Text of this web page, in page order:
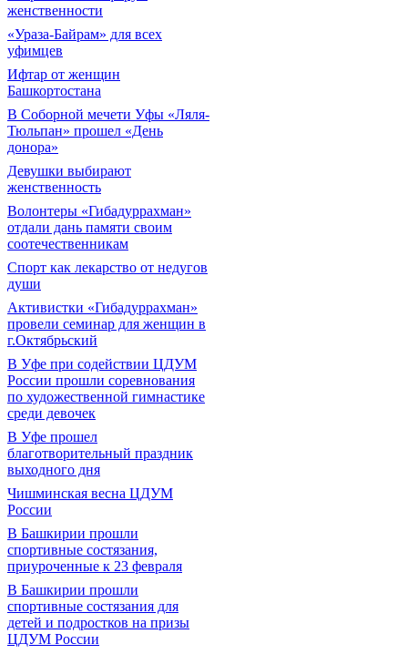
женственности
«Ураза-Байрам» для всех
уфимцев
Ифтар от женщин
Башкортостана
В Соборной мечети Уфы «Ляля-
Тюльпан» прошел «День
донора»
Девушки выбирают
женственность
Волонтеры «Гибадуррахман»
отдали дань памяти своим
соотечественникам
Спорт как лекарство от недугов
души
Активистки «Гибадуррахман»
провели семинар для женщин в
г.Октябрьский
В Уфе при содействии ЦДУМ
России прошли соревнования
по художественной гимнастике
среди девочек
В Уфе прошел
благотворительный праздник
выходного дня
Чишминская весна ЦДУМ
России
В Башкирии прошли
спортивные состязания,
приуроченные к 23 февраля
В Башкирии прошли
спортивные состязания для
детей и подростков на призы
ЦДУМ России